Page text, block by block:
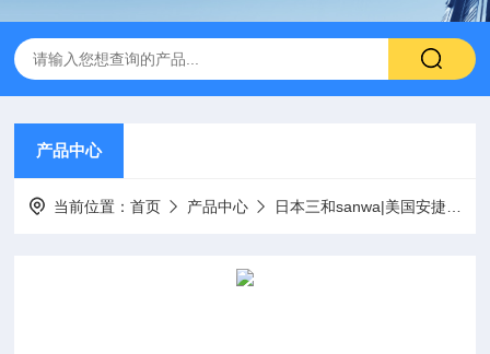
产品中心
当前位置：首页 产品中心 日本三和sanwa|美国安捷伦agilent仪器